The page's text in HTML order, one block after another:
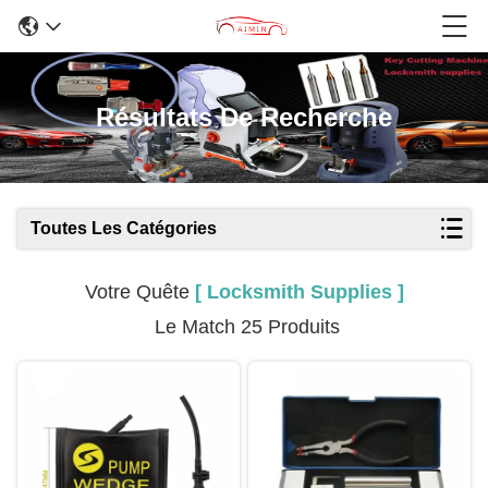
Résultats De Recherche
Toutes Les Catégories
Votre Quête [ Locksmith Supplies ]
Le Match 25 Produits